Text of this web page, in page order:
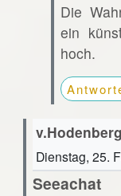
Die
ein
hoch.
v.Hodenberg
Dienstag, 25.
Seeachat